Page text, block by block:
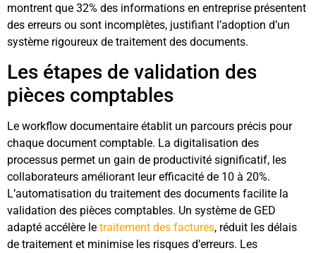
montrent que 32% des informations en entreprise présentent
des erreurs ou sont incomplètes, justifiant l’adoption d’un
système rigoureux de traitement des documents.
Les étapes de validation des
pièces comptables
Le workflow documentaire établit un parcours précis pour
chaque document comptable. La digitalisation des
processus permet un gain de productivité significatif, les
collaborateurs améliorant leur efficacité de 10 à 20%.
L’automatisation du traitement des documents facilite la
validation des pièces comptables. Un système de GED
adapté accélère le traitement des factures, réduit les délais
de traitement et minimise les risques d’erreurs. Les